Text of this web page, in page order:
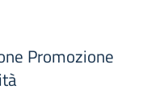
Promozione